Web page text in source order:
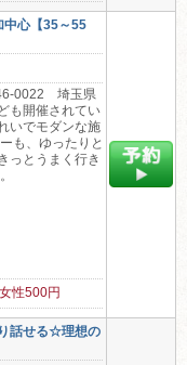
心【35～55
0022 埼玉県
も開催されてい
いでモダンな施
も、ゆったりと
っとうまく行き
性500円
話せる☆理想の